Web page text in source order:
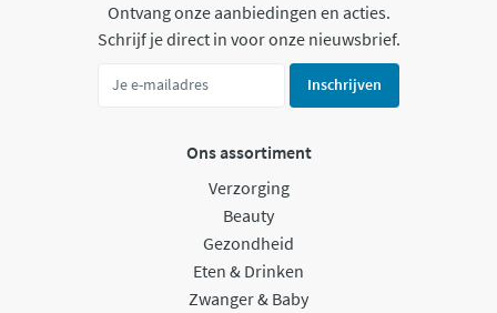
Ontvang onze aanbiedingen en acties.
Schrijf je direct in voor onze nieuwsbrief.
Inschrijven
Ons assortiment
Verzorging
Beauty
Gezondheid
Eten & Drinken
Zwanger & Baby